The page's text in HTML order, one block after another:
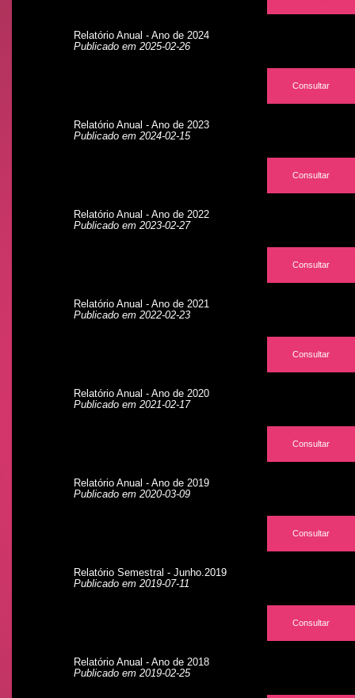
Relatório Anual - Ano de 2024
Publicado em 2025-02-26
Consultar
Relatório Anual - Ano de 2023
Publicado em 2024-02-15
Consultar
Relatório Anual - Ano de 2022
Publicado em 2023-02-27
Consultar
Relatório Anual - Ano de 2021
Publicado em 2022-02-23
Consultar
Relatório Anual - Ano de 2020
Publicado em 2021-02-17
Consultar
Relatório Anual - Ano de 2019
Publicado em 2020-03-09
Consultar
Relatório Semestral - Junho.2019
Publicado em 2019-07-11
Consultar
Relatório Anual - Ano de 2018
Publicado em 2019-02-25